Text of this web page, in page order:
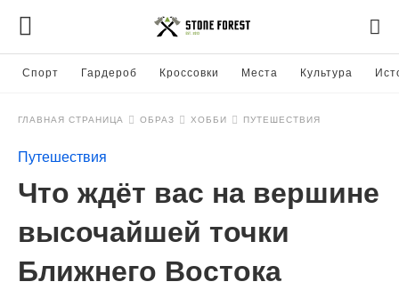
Спорт Гардероб Кроссовки Места Культура
ГЛАВНАЯ СТРАНИЦА ОБРАЗ ХОББИ ПУТЕШЕСТВИЯ
Путешествия
Что ждёт вас на вершине
высочайшей точки
Ближнего Востока